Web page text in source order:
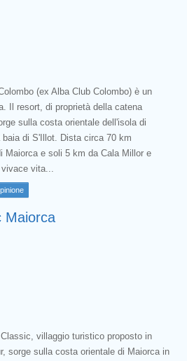
(ex Alba Club Colombo) è un
Il resort, di proprietà della catena
sulla costa orientale dell'isola di
di S'Illot. Dista circa 70 km
Maiorca e soli 5 km da Cala Millor e
vita...
Maiorca
villaggio turistico proposto in
sorge sulla costa orientale di Maiorca in